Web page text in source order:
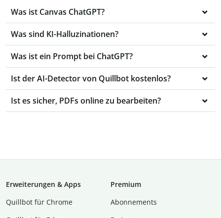
Was ist Canvas ChatGPT?
Was sind KI-Halluzinationen?
Was ist ein Prompt bei ChatGPT?
Ist der AI-Detector von Quillbot kostenlos?
Ist es sicher, PDFs online zu bearbeiten?
Erweiterungen & Apps
Quillbot für Chrome
Premium
Abon­ne­ments